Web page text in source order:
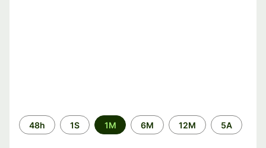
Período
de
48h 1S 1M 6M 12M 5A